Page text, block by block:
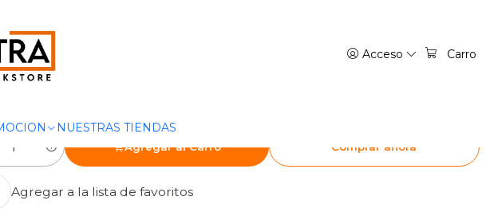
Acceso Carro
NUESTRAS TIENDAS
LA REINA DE LAS ALAS
Agregar al Carro Comprar ahora
Agregar a la lista de favoritos